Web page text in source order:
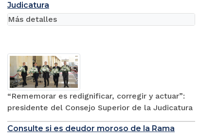
Judicatura
“Rememorar es redignificar, corregir y actuar”:
presidente del Consejo Superior de la Judicatura
Más detalles
Consulte si es deudor moroso de la Rama